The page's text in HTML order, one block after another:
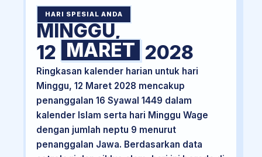
HARI SPESIAL ANDA
MINGGU,
12 MARET 2028
Ringkasan kalender harian untuk hari
Minggu, 12 Maret 2028 mencakup
penanggalan 16 Syawal 1449 dalam
kalender Islam serta hari Minggu Wage
dengan jumlah neptu 9 menurut
penanggalan Jawa. Berdasarkan data